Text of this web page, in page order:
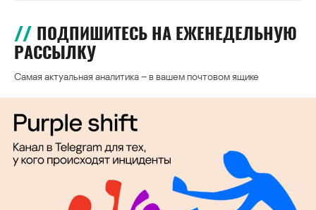
ПОДПИШИТЕСЬ НА ЕЖЕНЕДЕЛЬНУЮ
РАССЫЛКУ
Самая актуальная аналитика – в вашем почтовом ящике